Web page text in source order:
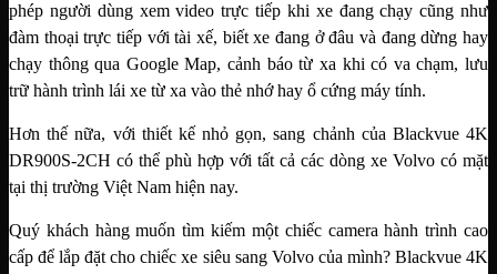
phép người dùng xem video trực tiếp khi xe đang chạy cũng như
đàm thoại trực tiếp với tài xế, biết xe đang ở đâu và đang dừng hay
chạy thông qua Google Map, cảnh báo từ xa khi có va chạm, lưu
trữ hành trình lái xe từ xa vào thẻ nhớ hay ổ cứng máy tính.
Hơn thế nữa, với thiết kế nhỏ gọn, sang chảnh của Blackvue 4K
DR900S-2CH có thể phù hợp với tất cả các dòng xe Volvo có mặt
tại thị trường Việt Nam hiện nay.
Quý khách hàng muốn tìm kiếm một chiếc camera hành trình cao
cấp để lắp đặt cho chiếc xe siêu sang Volvo của mình? Blackvue 4K